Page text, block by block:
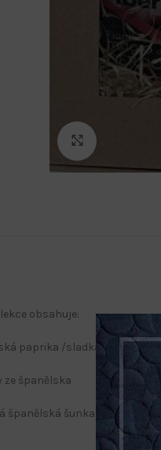
obsahuje:
paprika /sladká nebo pálivá/
ze španělska
španělská šunka 200 g